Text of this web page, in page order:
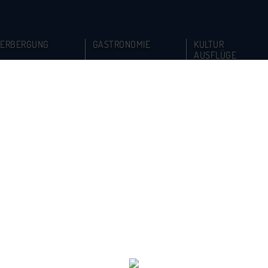
GASTRONOMIE
KULTUR
AUSFLÜGE